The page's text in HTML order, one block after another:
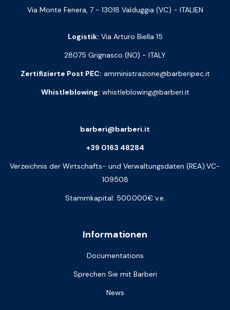
Via Monte Fenera, 7 - 13018 Valduggia (VC) - ITALIEN
Logistik: Via Arturo Biella 15
28075 Grignasco (NO) - ITALY
Zertifizierte Post PEC: amministrazione@barberipec.it
Whistleblowing: whistleblowing@barberi.it
Informationen
Documentations
Sprechen Sie mit Barberi
News
barberi@barberi.it
+39 0163 48284
Verzeichnis der Wirtschafts- und Verwaltungsdaten (REA):VC-
109508
Stammkapital: 500.000€ v.e.